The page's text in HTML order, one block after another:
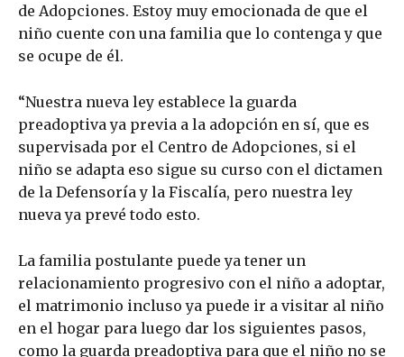
de Adopciones. Estoy muy emocionada de que el
niño cuente con una familia que lo contenga y que
se ocupe de él.
“Nuestra nueva ley establece la guarda
preadoptiva ya previa a la adopción en sí, que es
supervisada por el Centro de Adopciones, si el
niño se adapta eso sigue su curso con el dictamen
de la Defensoría y la Fiscalía, pero nuestra ley
nueva ya prevé todo esto.
La familia postulante puede ya tener un
relacionamiento progresivo con el niño a adoptar,
el matrimonio incluso ya puede ir a visitar al niño
en el hogar para luego dar los siguientes pasos,
como la guarda preadoptiva para que el niño no se